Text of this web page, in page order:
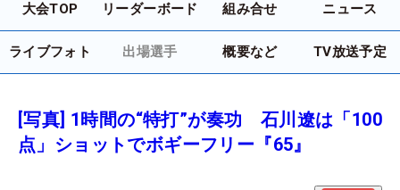
大会TOP リーダーボード 組み合せ ニュース
ライブフォト 出場選手 概要など TV放送予定
[写真] 1時間の“特打”が奏功 石川遼は「100
点」ショットでボギーフリー『65』